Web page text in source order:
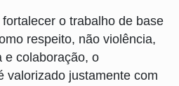
o trabalho de base
respeito, não violência,
e colaboração, o
valorizado justamente com